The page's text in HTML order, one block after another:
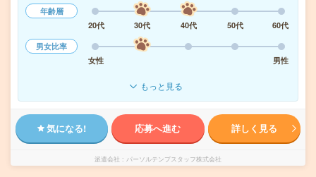
年齢層
20代
30代 40代 50代
60代
男女比率
女性
男性
もっと見る
気になる! 応募へ進む 詳しく見る
派遣会社 パーソルテンプスタッフ株式会社